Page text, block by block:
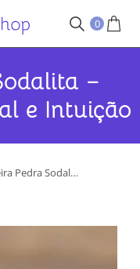
0
–
e Intuição
Pedra Sodal…